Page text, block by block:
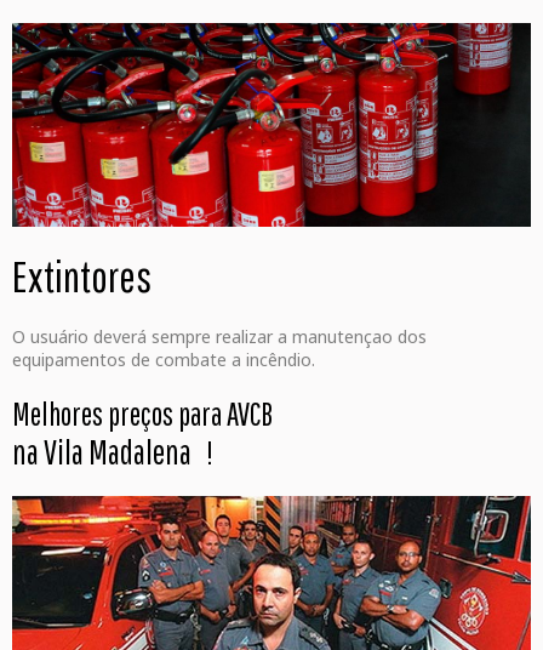
Extintores
O usuário deverá sempre realizar a manutençao dos
equipamentos de combate a incêndio.
Melhores preços para AVCB
na Vila Madalena !